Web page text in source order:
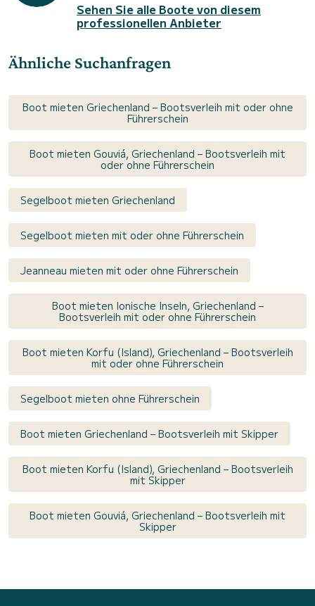
Sehen Sie alle Boote von diesem
professionellen Anbieter
Ähnliche Suchanfragen
Boot mieten Griechenland – Bootsverleih mit oder ohne
Führerschein
Boot mieten Gouviá, Griechenland – Bootsverleih mit
oder ohne Führerschein
Segelboot mieten Griechenland
Segelboot mieten mit oder ohne Führerschein
Jeanneau mieten mit oder ohne Führerschein
Boot mieten Ionische Inseln, Griechenland –
Bootsverleih mit oder ohne Führerschein
Boot mieten Korfu (Island), Griechenland – Bootsverleih
mit oder ohne Führerschein
Segelboot mieten ohne Führerschein
Boot mieten Griechenland – Bootsverleih mit Skipper
Boot mieten Korfu (Island), Griechenland – Bootsverleih
mit Skipper
Boot mieten Gouviá, Griechenland – Bootsverleih mit
Skipper